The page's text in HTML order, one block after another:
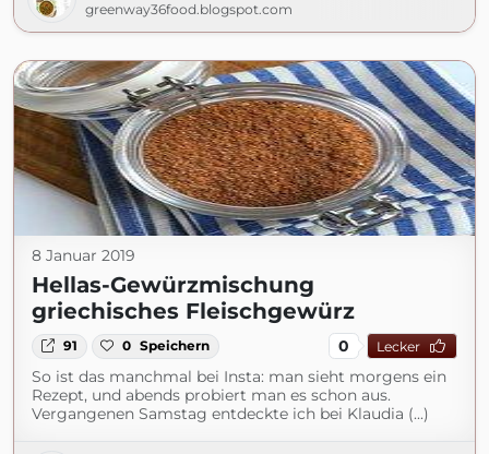
greenway36food.blogspot.com
8 Januar 2019
Hellas-Gewürzmischung
griechisches Fleischgewürz
91 0 Speichern 0 Lecker
So ist das manchmal bei Insta: man sieht morgens ein
Rezept, und abends probiert man es schon aus.
Vergangenen Samstag entdeckte ich bei Klaudia (...)